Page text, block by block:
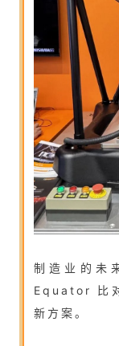
制造业的未
Equator 比
新方案。